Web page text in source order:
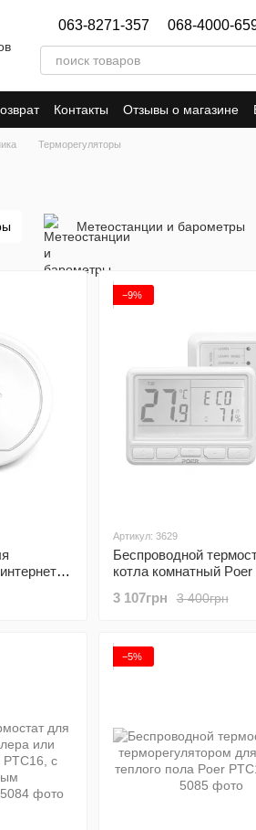
063-8271-357 068-4000-
Контакты Отзывы о магазине
Терморегуляторы
Метеостанции и барометры
−9%
Артикул: 3629
Беспроводной
котла комнатный Poer
терморегулятором
3 400грн
3 107грн
−5%